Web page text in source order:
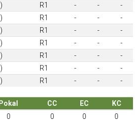
R1 - -
-
R1 - -
-
R1 - -
-
R1 - -
-
R1 - -
-
R1 - -
-
R1 - - -
Pokal CC EC
KC
0 0 0 0